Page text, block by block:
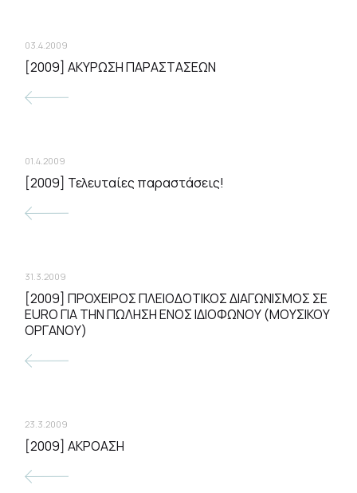
03.4.2009
[2009] ΑΚΥΡΩΣΗ ΠΑΡΑΣΤΑΣΕΩΝ
01.4.2009
[2009] Τελευταίες παραστάσεις!
31.3.2009
[2009] ΠΡΟΧΕΙΡΟΣ ΠΛΕΙΟΔΟΤΙΚΟΣ ΔΙΑΓΩΝΙΣΜΟΣ ΣΕ
EURO ΓΙΑ ΤΗΝ ΠΩΛΗΣΗ ΕΝΟΣ ΙΔΙΟΦΩΝΟΥ (ΜΟΥΣΙΚΟΥ
ΟΡΓΑΝΟΥ)
23.3.2009
[2009] ΑΚΡΟΑΣΗ